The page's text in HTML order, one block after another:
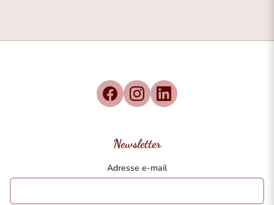
Newsletter
Adresse e-mail